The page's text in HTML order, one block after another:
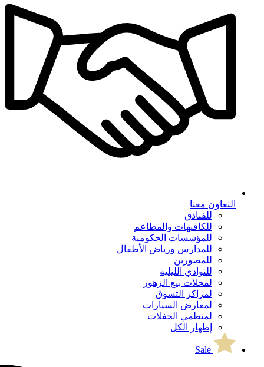
التعاون معنا
للفنادق
للكافيهات والمطاعم
للمؤسسات الحكومية
للمدارس ورياض الأطفال
للمصورين
للنوادي الليلية
لمحلات بيع الزهور
لمراكز التسوق
لمعارض السيارات
لمنظمي الحفلات
إظهار الكل